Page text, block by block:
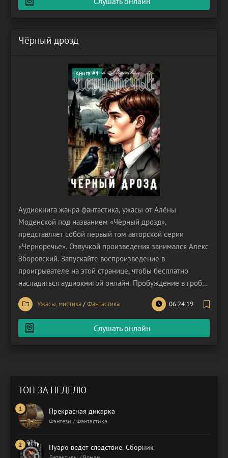
Чёрный дрозд
Книга #1
Аудиокнига жанра фантастика, ужасы от Алёны
Моденской под названием «Чёрный дрозд»,
представляет собой первый том авторской серии
«Черноречье». Озвучкой произведения занимался Алекс
Зборовский. Запускайте воспроизведение в
проигрывателе на этой странице, чтобы бесплатно
насладиться аудиокнигой онлайн. Пробуждение в гробу
– лишь начало кошмара для Данила Дроздова,
молодого, преуспевающего нотариуса, чья жизнь
внезапно оборачивается трагедией. Он приходит в себя
на собственных похоронах,
Ужасы, мистика/Фантастика 06:24:19
Слушать онлайн
ТОП ЗА НЕДЕЛЮ
Прекрасная дикарка
Фэнтези / Фантастика
Пуаро ведет следствие. Сборник